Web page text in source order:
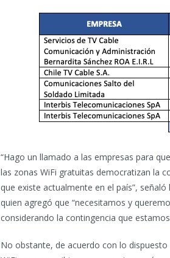
“Hago un llamado a las empresas para
las zonas WiFi gratuitas democratizan la
que existe actualmente en el país”,
quien agregó que “necesitamos y
considerando la contingencia que
No obstante, de acuerdo con lo dispuesto